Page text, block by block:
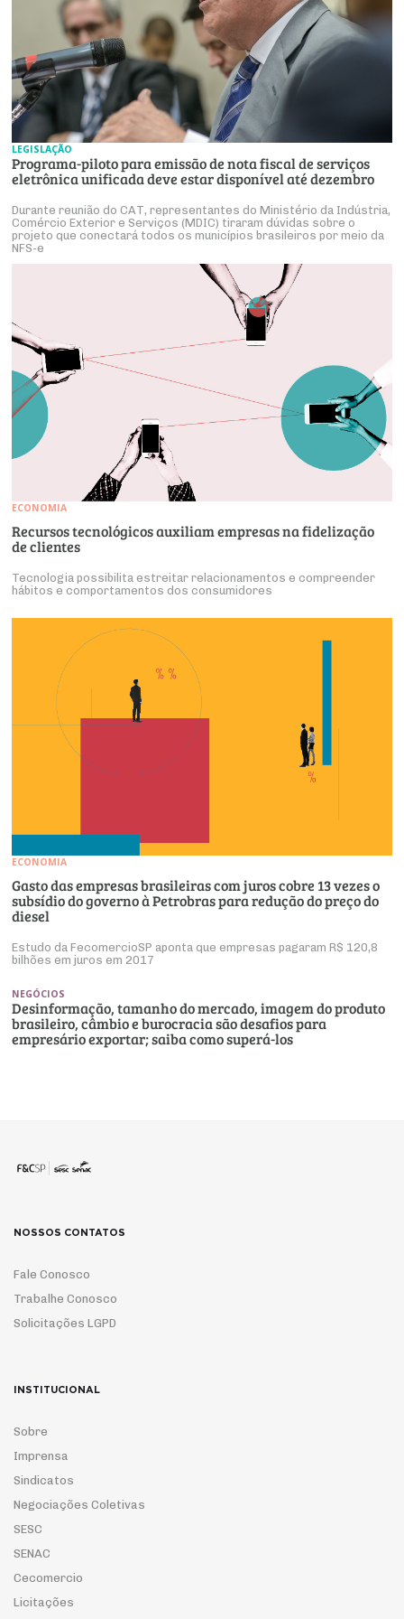
LEGISLAÇÃO
Programa-piloto para emissão de nota fiscal de serviços
eletrônica unificada deve estar disponível até dezembro
Durante reunião do CAT, representantes do Ministério da Indústria,
Comércio Exterior e Serviços (MDIC) tiraram dúvidas sobre o
projeto que conectará todos os municípios brasileiros por meio da
NFS-e
ECONOMIA
Recursos tecnológicos auxiliam empresas na fidelização
de clientes
Tecnologia possibilita estreitar relacionamentos e compreender
hábitos e comportamentos dos consumidores
ECONOMIA
Gasto das empresas brasileiras com juros cobre 13 vezes o
subsídio do governo à Petrobras para redução do preço do
diesel
Estudo da FecomercioSP aponta que empresas pagaram R$ 120,8
bilhões em juros em 2017
NEGÓCIOS
Desinformação, tamanho do mercado, imagem do produto
brasileiro, câmbio e burocracia são desafios para
empresário exportar; saiba como superá-los
NOSSOS CONTATOS
Fale Conosco
Trabalhe Conosco
Solicitações LGPD
INSTITUCIONAL
Sobre
Imprensa
Sindicatos
Negociações Coletivas
SESC
SENAC
Cecomercio
Licitações